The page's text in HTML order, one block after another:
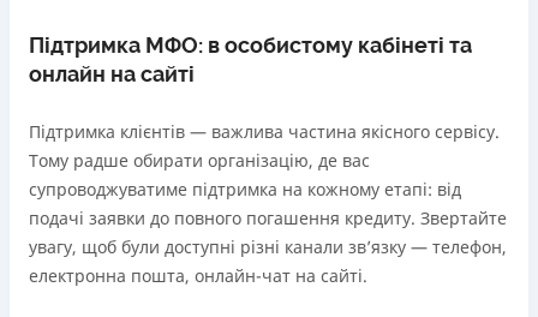
Підтримка МФО: в особистому кабінеті та
онлайн на сайті
Підтримка клієнтів — важлива частина якісного сервісу.
Тому радше обирати організацію, де вас
супроводжуватиме підтримка на кожному етапі: від
подачі заявки до повного погашення кредиту. Звертайте
увагу, щоб були доступні різні канали зв’язку — телефон,
електронна пошта, онлайн-чат на сайті.